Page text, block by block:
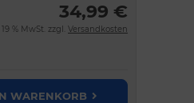
34,99 €
% MwSt. zzgl. Versandkosten
WARENKORB